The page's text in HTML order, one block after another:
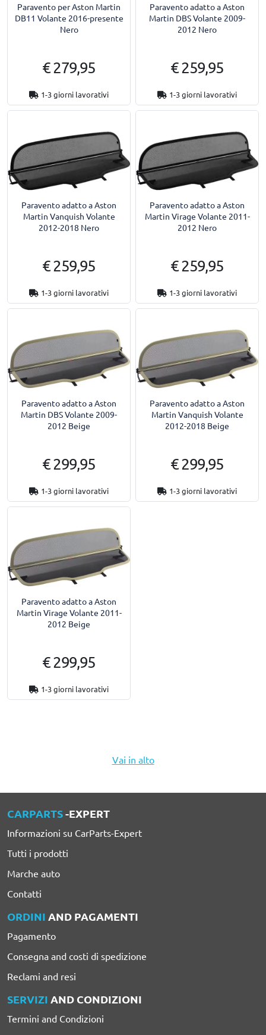
Paravento per Aston Martin
DB11 Volante 2016-presente
Nero
€ 279,95
1-3 giorni lavorativi
Paravento adatto a Aston
Martin DBS Volante 2009-
2012 Nero
€ 259,95
1-3 giorni lavorativi
Paravento adatto a Aston
Martin Vanquish Volante
2012-2018 Nero
€ 259,95
1-3 giorni lavorativi
Paravento adatto a Aston
Martin Virage Volante 2011-
2012 Nero
€ 259,95
1-3 giorni lavorativi
Paravento adatto a Aston
Martin DBS Volante 2009-
2012 Beige
€ 299,95
1-3 giorni lavorativi
Paravento adatto a Aston
Martin Vanquish Volante
2012-2018 Beige
€ 299,95
1-3 giorni lavorativi
Paravento adatto a Aston
Martin Virage Volante 2011-
2012 Beige
€ 299,95
1-3 giorni lavorativi
Vai in alto
CARPARTS-EXPERT
Informazioni su CarParts-Expert
Tutti i prodotti
Marche auto
Contatti
ORDINI AND PAGAMENTI
Pagamento
Consegna and costi di spedizione
Reclami and resi
SERVIZI AND CONDIZIONI
Termini and Condizioni